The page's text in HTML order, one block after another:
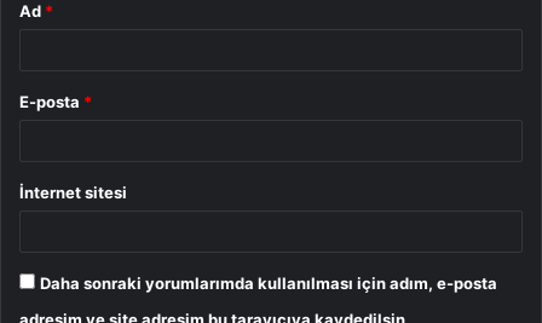
Ad *
E-posta *
İnternet sitesi
Daha sonraki yorumlarımda kullanılması için adım, e-posta